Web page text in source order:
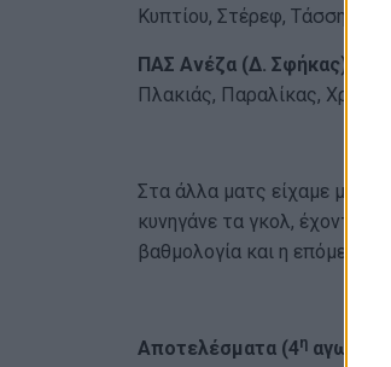
Κυπτίου, Στέρεφ, Τάσσης,
ΠΑΣ Ανέζα (Δ. Σφήκας):
Πλακιάς, Παραλίκας,
Στα άλλα ματς είχαμε
κυνηγάνε τα γκολ, έχοντας
βαθμολογία και η επόμενη
Αποτελέσματα (4η